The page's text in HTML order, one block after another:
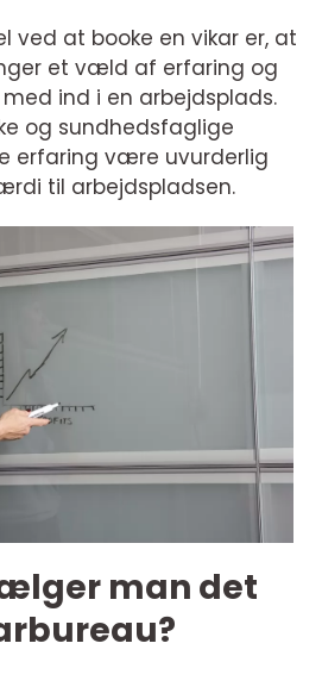
ved at booke en vikar er, at
et væld af erfaring og
ind i en arbejdsplads.
og sundhedsfaglige
erfaring være uvurderlig
til arbejdspladsen.
man det